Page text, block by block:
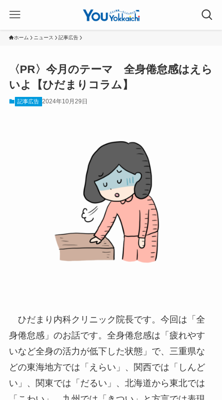
ホーム ニュース 記事広告
〈PR〉今月のテーマ 全身倦怠感はえら
いよ【ひだまりコラム】
記事広告 2024年10月29日
ひだまり内科クリニック院長です。今回は「全
身倦怠感」のお話です。全身倦怠感は「疲れやす
いなど全身の活力が低下した状態」で、三重県な
どの東海地方では「えらい」、関西では「しんど
い」、関東では「だるい」、北海道から東北では